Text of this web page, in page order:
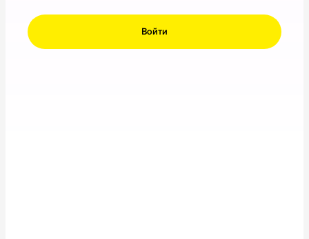
Войти